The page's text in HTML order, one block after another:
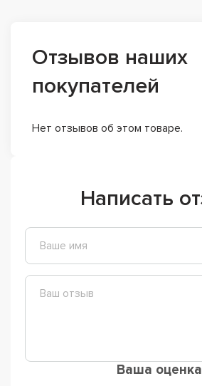
Отзывов наших
покупателей
Нет отзывов об этом товаре.
Написать
Ваша оценка